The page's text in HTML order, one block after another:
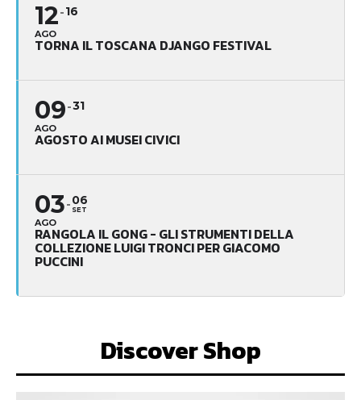
12
AGO
16
TORNA IL TOSCANA DJANGO FESTIVAL
09
AGO
31
AGOSTO AI MUSEI CIVICI
03
AGO
06
SET
RANGOLA IL GONG - GLI STRUMENTI DELLA
COLLEZIONE LUIGI TRONCI PER GIACOMO
PUCCINI
Discover Shop